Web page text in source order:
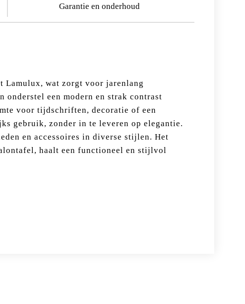
Garantie en onderhoud
Lamulux, wat zorgt voor jarenlang
een modern en strak contrast
voor tijdschriften, decoratie of een
gebruik, zonder in te leveren op elegantie.
en accessoires in diverse stijlen. Het
haalt een functioneel en stijlvol